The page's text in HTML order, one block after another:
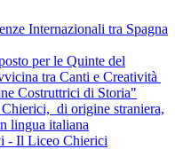
Internazionali tra Spagna
per le Quinte del
tra Canti e Creatività
Costruttrici di Storia"
Chierici, di origine straniera,
lingua italiana
- Il Liceo Chierici